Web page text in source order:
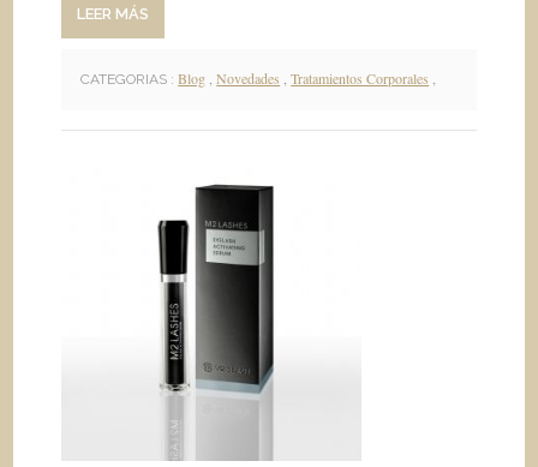
LEER MÁS
CATEGORIAS : Blog ,Novedades ,Tratamientos Corporales